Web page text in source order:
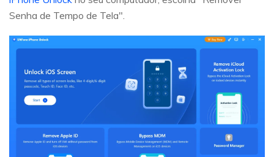
Senha de Tempo de Tela".